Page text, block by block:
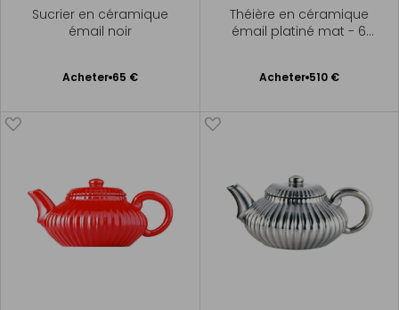
Sucrier en céramique
émail noir
Acheter 65 €
Ajouter
Théière en céramique
émail platiné mat - 6
Acheter 510 €
Ajouter